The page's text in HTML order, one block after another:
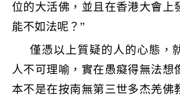
位的大活佛，並且在香港大會上
能不如法呢？ ”
僅憑以上質疑的人的心態，
人不可理喻，實在愚癡得無法想
本不是在按南無第三世多杰羌佛